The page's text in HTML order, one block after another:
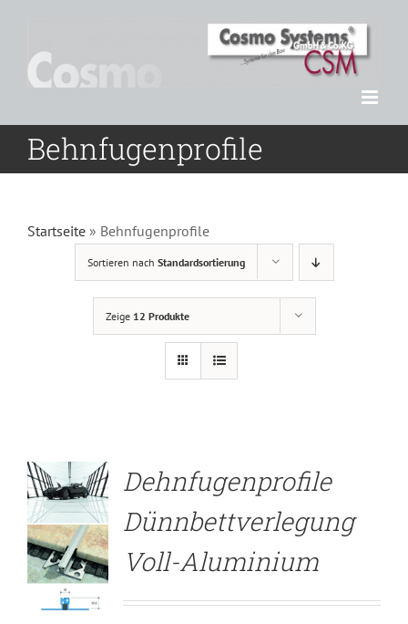
springen
Behnfugenprofile
Startseite » Behnfugenprofile
Sortieren nach Standardsortierung
Zeige 12 Produkte
Dehnfugenprofile
Dünnbettverlegung
Voll-Aluminium